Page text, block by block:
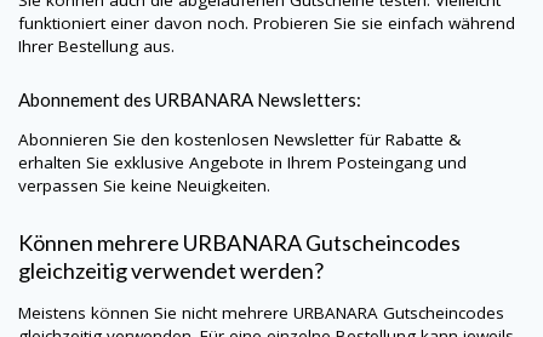
funktioniert einer davon noch. Probieren Sie sie einfach während
Ihrer Bestellung aus.
Abonnement des URBANARA Newsletters:
Abonnieren Sie den kostenlosen Newsletter für Rabatte &
erhalten Sie exklusive Angebote in Ihrem Posteingang und
verpassen Sie keine Neuigkeiten.
Können mehrere URBANARAGutscheincodes
gleichzeitig verwendet werden?
Meistens können Sie nicht mehrere URBANARA Gutscheincodes